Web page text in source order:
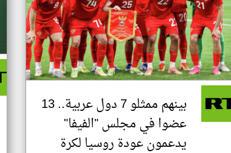
بينهم ممثلو 7 دول عربية.. 13
عضوا في مجلس "الفيفا"
يدعمون عودة روسيا لكرة